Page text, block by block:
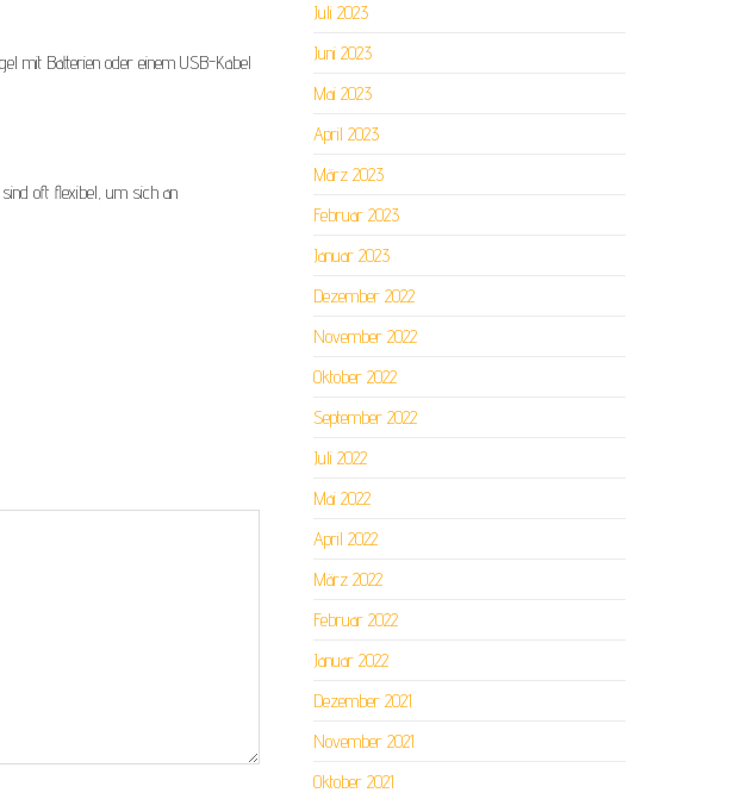
mit Batterien oder einem USB-Kabel
oft flexibel, um sich an
Juli 2023
Juni 2023
Mai 2023
April 2023
März 2023
Februar 2023
Januar 2023
Dezember 2022
November 2022
Oktober 2022
September 2022
Juli 2022
Mai 2022
April 2022
März 2022
Februar 2022
Januar 2022
Dezember 2021
November 2021
Oktober 2021